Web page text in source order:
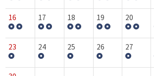
16 17 18 19 20
23 24 25 26 27